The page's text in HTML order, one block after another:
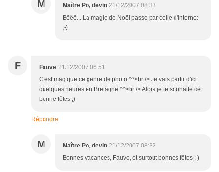
M Maître Po, devin 21/12/2007 08:33
Bêêê... La magie de Noël passe par celle d'Internet
;-)
F Fauve 21/12/2007 06:51
C'est magique ce genre de photo ^^<br /> Je vais partir d'ici
quelques heures en Bretagne ^^<br /> Alors je te souhaite de
bonne fêtes ;)
Répondre
M Maître Po, devin 21/12/2007 08:32
Bonnes vacances, Fauve, et surtout bonnes fêtes ;-)